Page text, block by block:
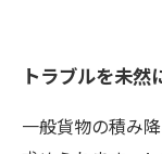
トラブルを未
一般貨物の積み